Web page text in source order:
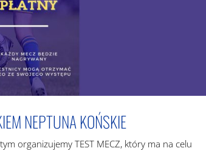
NEPTUNA KOŃSKIE
organizujemy TEST MECZ, który ma na celu